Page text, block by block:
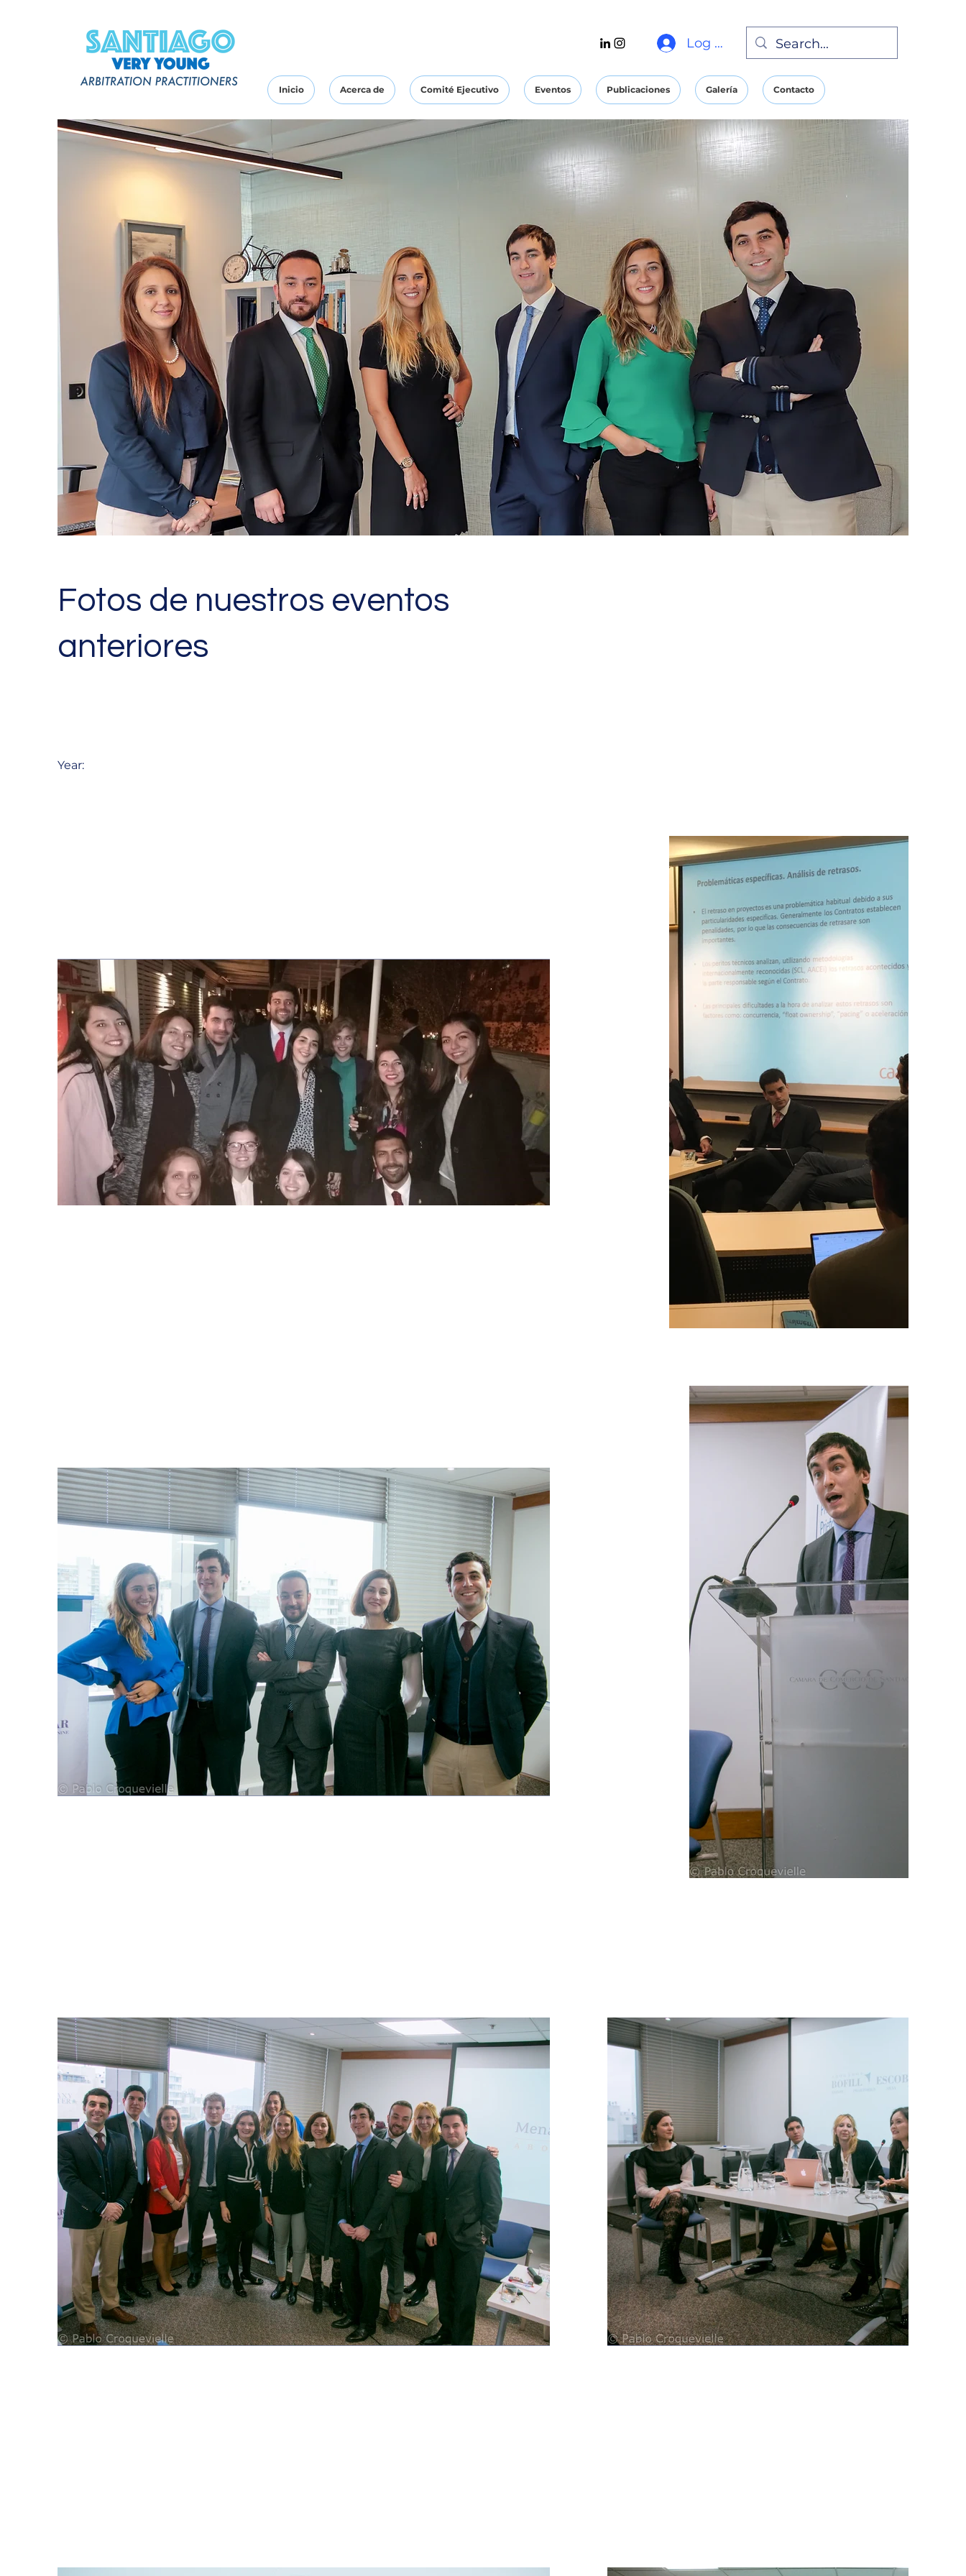
Log In
Inicio Acerca de Comité Ejecutivo Eventos Publicaciones Galería Contacto
Fotos de nuestros eventos
anteriores
Year: